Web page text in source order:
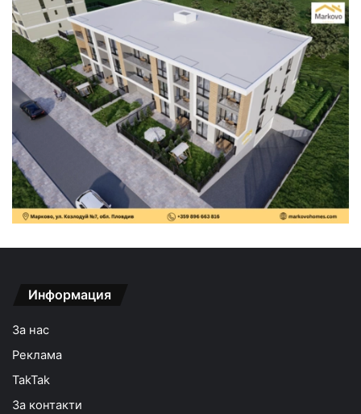
Информация
За нас
Реклама
TakTak
За контакти